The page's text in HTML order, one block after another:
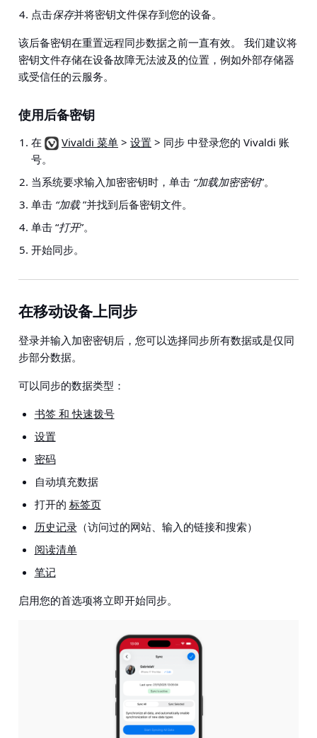
点击保存并将密钥文件保存到您的设备。
该后备密钥在重置远程同步数据之前一直有效。 我们建议将
密钥文件存储在设备故障无法波及的位置，例如外部存储器
或受信任的云服务。
使用后备密钥
在 Vivaldi 菜单 > 设置 > 同步 中登录您的 Vivaldi 账
号。
当系统要求输入加密密钥时，单击 “加载加密密钥”。
单击 “加载”并找到后备密钥文件。
单击 “打开”。
开始同步。
在移动设备上同步
登录并输入加密密钥后，您可以选择同步所有数据或是仅同
步部分数据。
可以同步的数据类型：
书签 和 快速拨号
设置
密码
自动填充数据
打开的 标签页
历史记录（访问过的网站、输入的链接和搜索）
阅读清单
笔记
启用您的首选项将立即开始同步。